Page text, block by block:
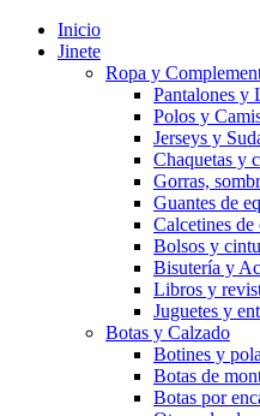
Inicio
Jinete
Ropa y
Pantalones y
Polos y
Jerseys y
Chaquetas y
Gorras,
Guantes de
Calcetines de
Bolsos y
Bisutería y
Libros y
Juguetes y
Botas y Calzado
Botines y
Botas de
Botas por